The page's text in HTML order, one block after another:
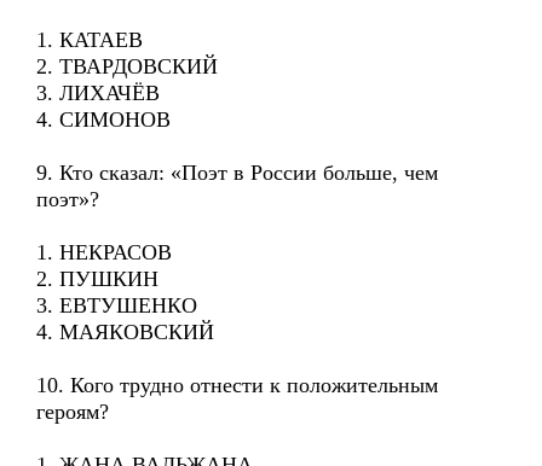
1. КАТАЕВ
2. ТВАРДОВСКИЙ
3. ЛИХАЧЁВ
4. СИМОНОВ
9. Кто сказал: «Поэт в России больше, чем
поэт»?
1. НЕКРАСОВ
2. ПУШКИН
3. ЕВТУШЕНКО
4. МАЯКОВСКИЙ
10. Кого трудно отнести к положительным
героям?